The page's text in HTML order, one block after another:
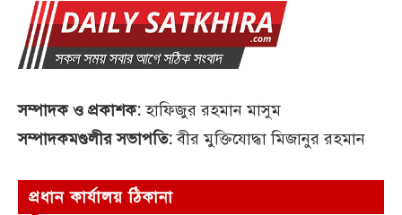
সম্পাদক ও প্রকাশক:হাফিজুর রহমান মাসুম
সম্পাদকমণ্ডলীর সভাপতি:বীর মুক্তিযোদ্ধা মিজানুর রহমান
প্রধান কার্যালয় ঠিকানা